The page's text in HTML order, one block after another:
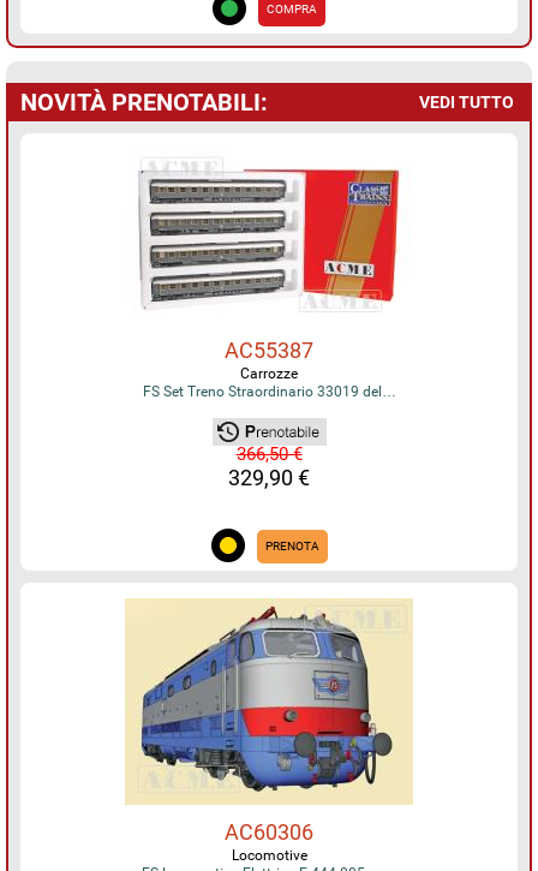
COMPRA
NOVITÀ PRENOTABILI: VEDI TUTTO
AC55387
Carrozze
FS Set Treno Straordinario 33019 del…
366,50 €
329,90 €
PRENOTA
AC60306
Locomotive